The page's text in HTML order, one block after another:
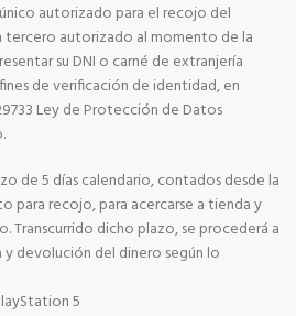
autorizado para el recojo del
tercero autorizado al momento de la
su DNI o carné de extranjería
de verificación de identidad, en
Ley de Protección de Datos
de 5 días calendario, contados desde la
para recojo, para acercarse a tienda y
Transcurrido dicho plazo, se procederá a
devolución del dinero según lo
5